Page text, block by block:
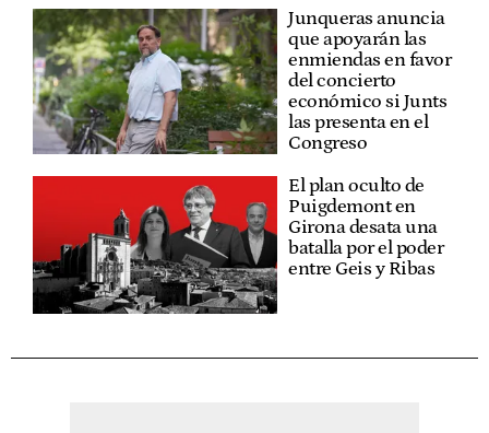
Junqueras anuncia
que apoyarán las
enmiendas en favor
del concierto
económico si Junts
las presenta en el
Congreso
El plan oculto de
Puigdemont en
Girona desata una
batalla por el poder
entre Geis y Ribas